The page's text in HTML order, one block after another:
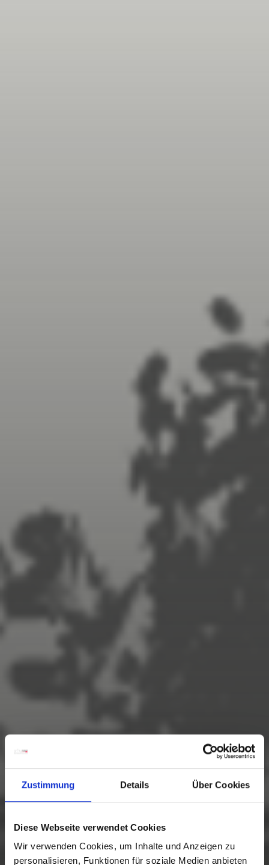
Zustimmung Details Über Cookies
Diese Webseite verwendet Cookies
Wir verwenden Cookies, um Inhalte und Anzeigen zu
personalisieren, Funktionen für soziale Medien anbieten